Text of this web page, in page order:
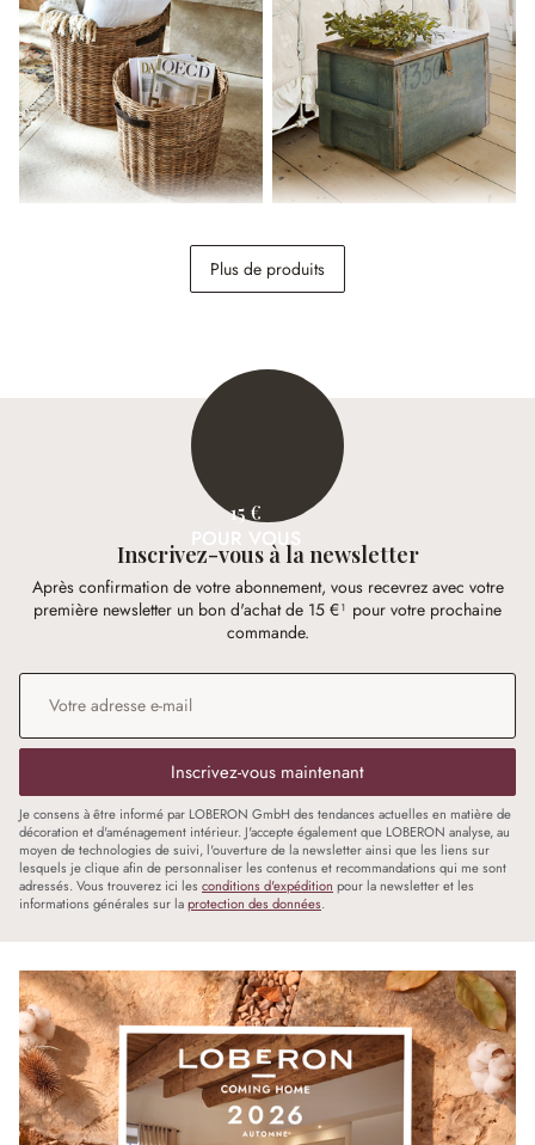
198,00 €
Plus de produits
15 €
POUR VOUS
Inscrivez-vous à la newsletter
Après confirmation de votre abonnement, vous recevrez avec votre
première newsletter un bon d'achat de 15 €¹ pour votre prochaine
commande.
Adresse e-mail
Inscrivez-vous maintenant
Je consens à être informé par LOBERON GmbH des tendances actuelles en matière de
décoration et d'aménagement intérieur. J'accepte également que LOBERON analyse, au
moyen de technologies de suivi, l'ouverture de la newsletter ainsi que les liens sur
lesquels je clique afin de personnaliser les contenus et recommandations qui me sont
adressés. Vous trouverez ici les conditions d'expédition pour la newsletter et les
informations générales sur laprotection des données.